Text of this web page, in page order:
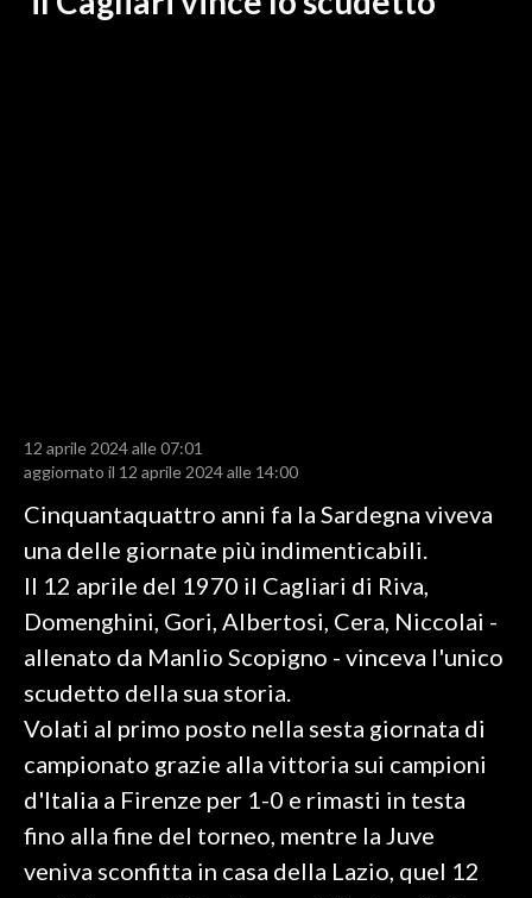
ALTRI SPORT
CULTURA
SPETTACOLI
SALUTE
SARDEGNA TURISMO
SARDI NEL MONDO
NOTIZIE
EVENTI
12 aprile 2024 alle 07:01
aggiornato il 12 aprile 2024 alle 14:00
Cinquantaquattro anni fa la Sardegna viveva
una delle giornate più indimenticabili.
Il 12 aprile del 1970 il Cagliari di Riva,
Domenghini, Gori, Albertosi, Cera, Niccolai -
allenato da Manlio Scopigno - vinceva l'unico
scudetto della sua storia.
Volati al primo posto nella sesta giornata di
campionato grazie alla vittoria sui campioni
d'Italia a Firenze per 1-0 e rimasti in testa
fino alla fine del torneo, mentre la Juve
veniva sconfitta in casa della Lazio, quel 12